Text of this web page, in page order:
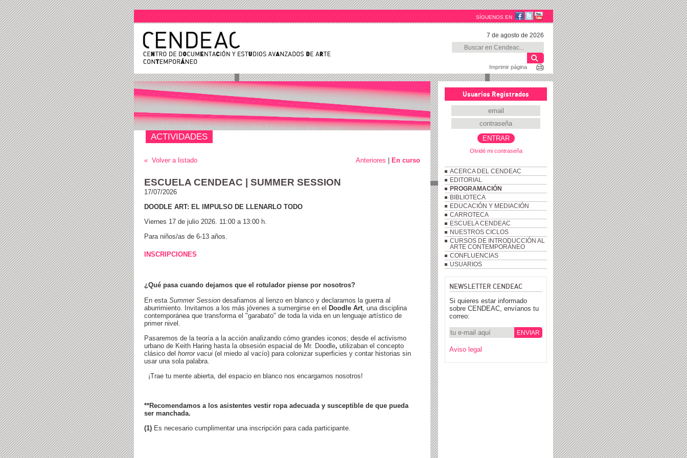
SÍGUENOS EN
7 de agosto de 2026
Imprimir página
Usuarios Registrados
Olvidé mi contraseña
ACERCA DEL CENDEAC
EDITORIAL
PROGRAMACIÓN
BIBLIOTECA
EDUCACIÓN Y MEDIACIÓN
CARROTECA
ESCUELA CENDEAC
NUESTROS CICLOS
CURSOS DE INTRODUCCIÓN AL
ARTE CONTEMPORÁNEO
CONFLUENCIAS
USUARIOS
NEWSLETTER CENDEAC
Si quieres estar informado
sobre CENDEAC, envíanos tu
correo:
Aviso legal
ACTIVIDADES
« Volver a listado En curso
Anteriores
ESCUELA CENDEAC | SUMMER SESSION
17/07/2026
DOODLE ART: EL IMPULSO DE LLENARLO TODO
Viernes 17 de julio 2026. 11:00 a 13:00 h.
Para niños/as de 6-13 años.
INSCRIPCIONES
¿Qué pasa cuando dejamos que el rotulador piense por nosotros?
En esta Summer Session desafiamos al lienzo en blanco y declaramos la guerra al
aburrimiento. Invitamos a los más jóvenes a sumergirse en el Doodle Art , una disciplina
contemporánea que transforma el "garabato" de toda la vida en un lenguaje artístico de
primer nivel.
Pasaremos de la teoría a la acción analizando cómo grandes iconos; desde el activismo
urbano de Keith Haring hasta la obsesión espacial de Mr. Doodle, utilizaban el concepto
clásico del horror vacui (el miedo al vacío) para colonizar superficies y contar historias sin
usar una sola palabra.
¡Trae tu mente abierta, del espacio en blanco nos encargamos nosotros!
**Recomendamos a los asistentes vestir ropa adecuada y susceptible de que pueda
ser manchada.
(1) Es necesario cumplimentar una inscripción para cada participante.